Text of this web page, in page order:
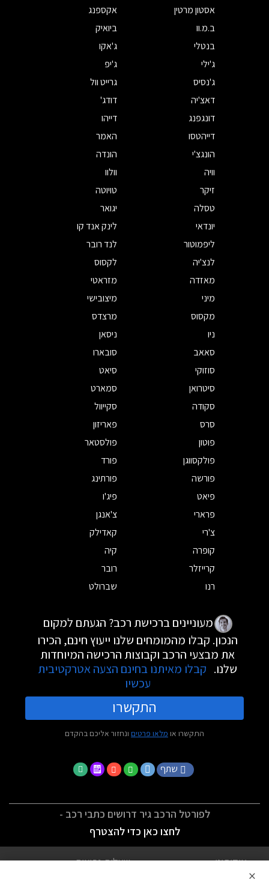
אסטון מרטין
אקספנג
ב.מ.וו
ביואיק
בנטלי
ג'אקו
ג'ילי
ג'יפ
ג'נסיס
גרייט וול
דאצ'יה
דודג'
דונגפנג
דייהו
דייהטסו
האמר
הונגצ'י
הונדה
וויה
וולוו
זיקר
טויוטה
טסלה
יגואר
יונדאי
לינק אנד קו
ליפמוטור
לנד רובר
לנצ'יה
לקסוס
מאזדה
מזראטי
מיני
מיצובישי
מקסוס
מרצדס
ניו
ניסאן
סאאב
סובארו
סוזוקי
סיאט
סיטרואן
סמארט
סקודה
סקייוול
סרס
פאריזון
פוטון
פולסטאר
פולקסווגן
פורד
פורשה
פורתינג
פיאט
פיג'ו
פרארי
צ'אנגן
צ'רי
קאדילק
קופרה
קיה
קרייזלר
רובר
רנו
שברולט
מעוניינים ברכישת רכב? הגעתם למקום
הנכון. קבלו מהמומחים שלנו ייעוץ חינם, הכירו
את מבצעי הרכב וקבוצות הרכישה המיוחדות
שלנו. קבלו מאיתנו בחינם הצעה אטרקטיבית
עכשיו
התקשרו
התקשרו או מלאו פרטים ונחזור אליכם בהקדם
שתף
לפורטל הרכב גיר דרושים כתבי רכב -
לחצו כאן כדי להצטרף
אודותינו
שאלות נפוצות